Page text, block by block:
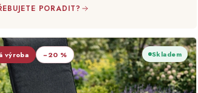
PORADIT?
výroba −20 % Skladem